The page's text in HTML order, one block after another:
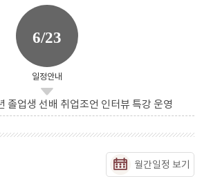
6/23
일정안내
졸업생 선배 취업조언 인터뷰 특강 운영
월간일정 보기